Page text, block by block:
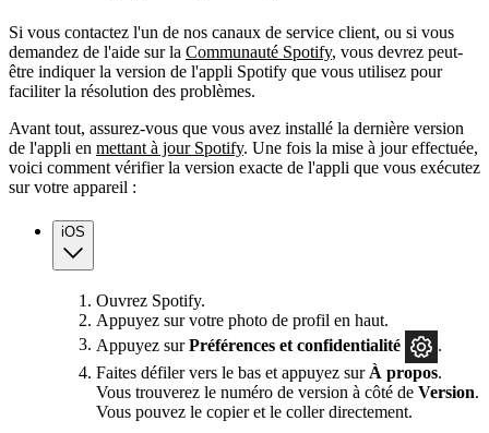
Si vous contactez l'un de nos canaux de service client, ou si vous
demandez de l'aide sur la Communauté Spotify, vous devrez peut-
être indiquer la version de l'appli Spotify que vous utilisez pour
faciliter la résolution des problèmes.
Avant tout, assurez-vous que vous avez installé la dernière version
de l'appli en mettant à jour Spotify. Une fois la mise à jour effectuée,
voici comment vérifier la version exacte de l'appli que vous exécutez
sur votre appareil :
iOS
Ouvrez Spotify.
Appuyez sur votre photo de profil en haut.
Appuyez surPréférences et confidentialité
.
Faites défiler vers le bas et appuyez sur À propos.
Vous trouverez le numéro de version à côté de Version.
Vous pouvez le copier et le coller directement.